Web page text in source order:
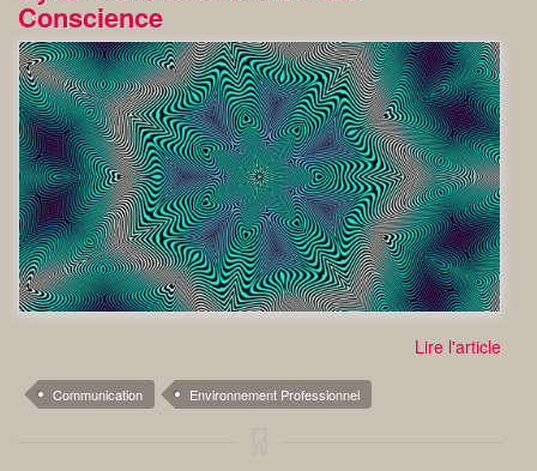
Conscience
Lire l'article
Communication Environnement Professionnel